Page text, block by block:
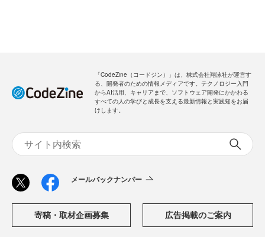
「CodeZine（コードジン）」は、株式会社翔泳社が運営す
る、開発者のための情報メディアです。テクノロジー入門
からAI活用、キャリアまで、ソフトウェア開発にかかわる
すべての人の学びと成長を支える最新情報と実践知をお届
けします。
メールバックナンバー
寄稿・取材企画募集 広告掲載のご案内